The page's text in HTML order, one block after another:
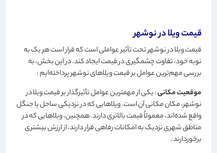
قیمت ویلا در نوشهر
قیمت ویلا در نوشهر تحت تأثیر عواملی است که قرار است هر یک به
نوبه خود، تفاوت چشمگیری در قیمت ایجاد کند. در این بخش، به
بررسی مهم‌ترین عوامل بر قیمت ویلاهای نوشهر پرداخته‌ایم:
موقعیت مکانی: یکی از مهمترین عوامل تأثیرگذار بر قیمت ویلا در
نوشهر، مکان مکانی آن است. ویلاهایی که در نزدیکی ساحل یا جنگل
واقع شده‌اند، معمولاً قیمت بالاتری دارند. همچنین، ویلاهایی که در
مناطق شهری نزدیک به امکانات رفاهی قرار دارند، از ارزش بیشتری
برخوردارند.